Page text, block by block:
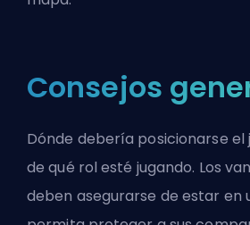
Consejos
Dónde debería posicionarse el
de qué rol esté jugando. Los
deben asegurarse de estar en